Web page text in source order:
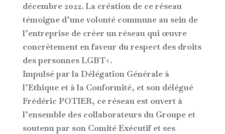
décembre 2022. La création de ce réseau
témoigne d’une volonté commune au sein de
l’entreprise de créer un réseau qui œuvre
concrètement en faveur du respect des droits
des personnes LGBT+.
Impulsé par la Délégation Générale à
l’Ethique et à la Conformité, et son délégué
Frédéric POTIER, ce réseau est ouvert à
l’ensemble des collaborateurs du Groupe et
soutenu par son Comité Exécutif et ses